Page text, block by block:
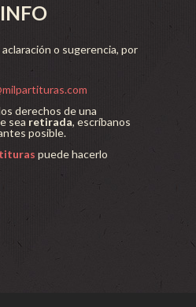
o sugerencia, por
derechos de una
sea retirada, escríbanos
posible.
puede hacerlo